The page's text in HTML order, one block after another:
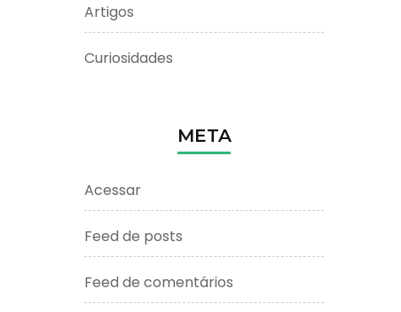
Artigos
Curiosidades
META
Acessar
Feed de posts
Feed de comentários